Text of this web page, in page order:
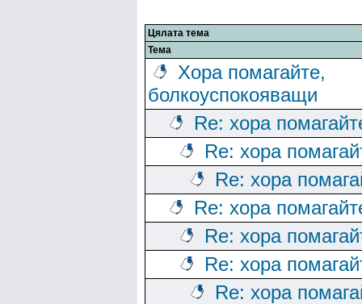
Цялата тема
Тема
Хора помагайте,
болкоуспокояващи
Re: хора
Re: хора
Re: хора
Re: хора
Re: хора
Re: хора
Re: хора